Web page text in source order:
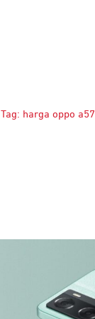
Tag: harga oppo a57